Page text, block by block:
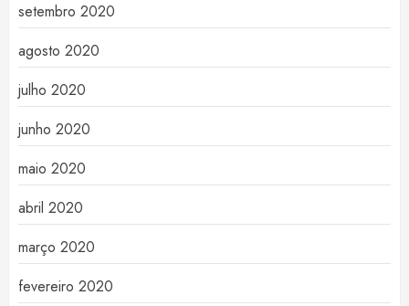
setembro 2020
agosto 2020
julho 2020
junho 2020
maio 2020
abril 2020
março 2020
fevereiro 2020